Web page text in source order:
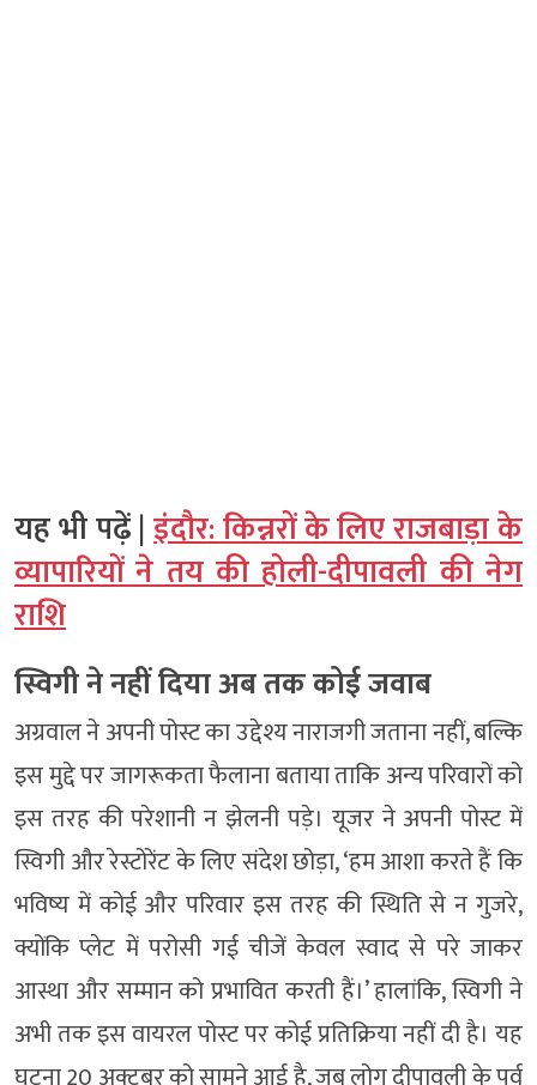
यह भी पढ़ें |इंदौर: किन्नरों के लिए राजबाड़ा के
व्यापारियों ने तय की होली-दीपावली की नेग
राशि
स्विगी ने नहीं दिया अब तक कोई जवाब
अग्रवाल ने अपनी पोस्ट का उद्देश्य नाराजगी जताना नहीं, बल्कि
इस मुद्दे पर जागरूकता फैलाना बताया ताकि अन्य परिवारों को
इस तरह की परेशानी न झेलनी पड़े। यूजर ने अपनी पोस्ट में
स्विगी और रेस्टोरेंट के लिए संदेश छोड़ा, ‘हम आशा करते हैं कि
भविष्य में कोई और परिवार इस तरह की स्थिति से न गुजरे,
क्योंकि प्लेट में परोसी गई चीजें केवल स्वाद से परे जाकर
आस्था और सम्मान को प्रभावित करती हैं।’ हालांकि, स्विगी ने
अभी तक इस वायरल पोस्ट पर कोई प्रतिक्रिया नहीं दी है। यह